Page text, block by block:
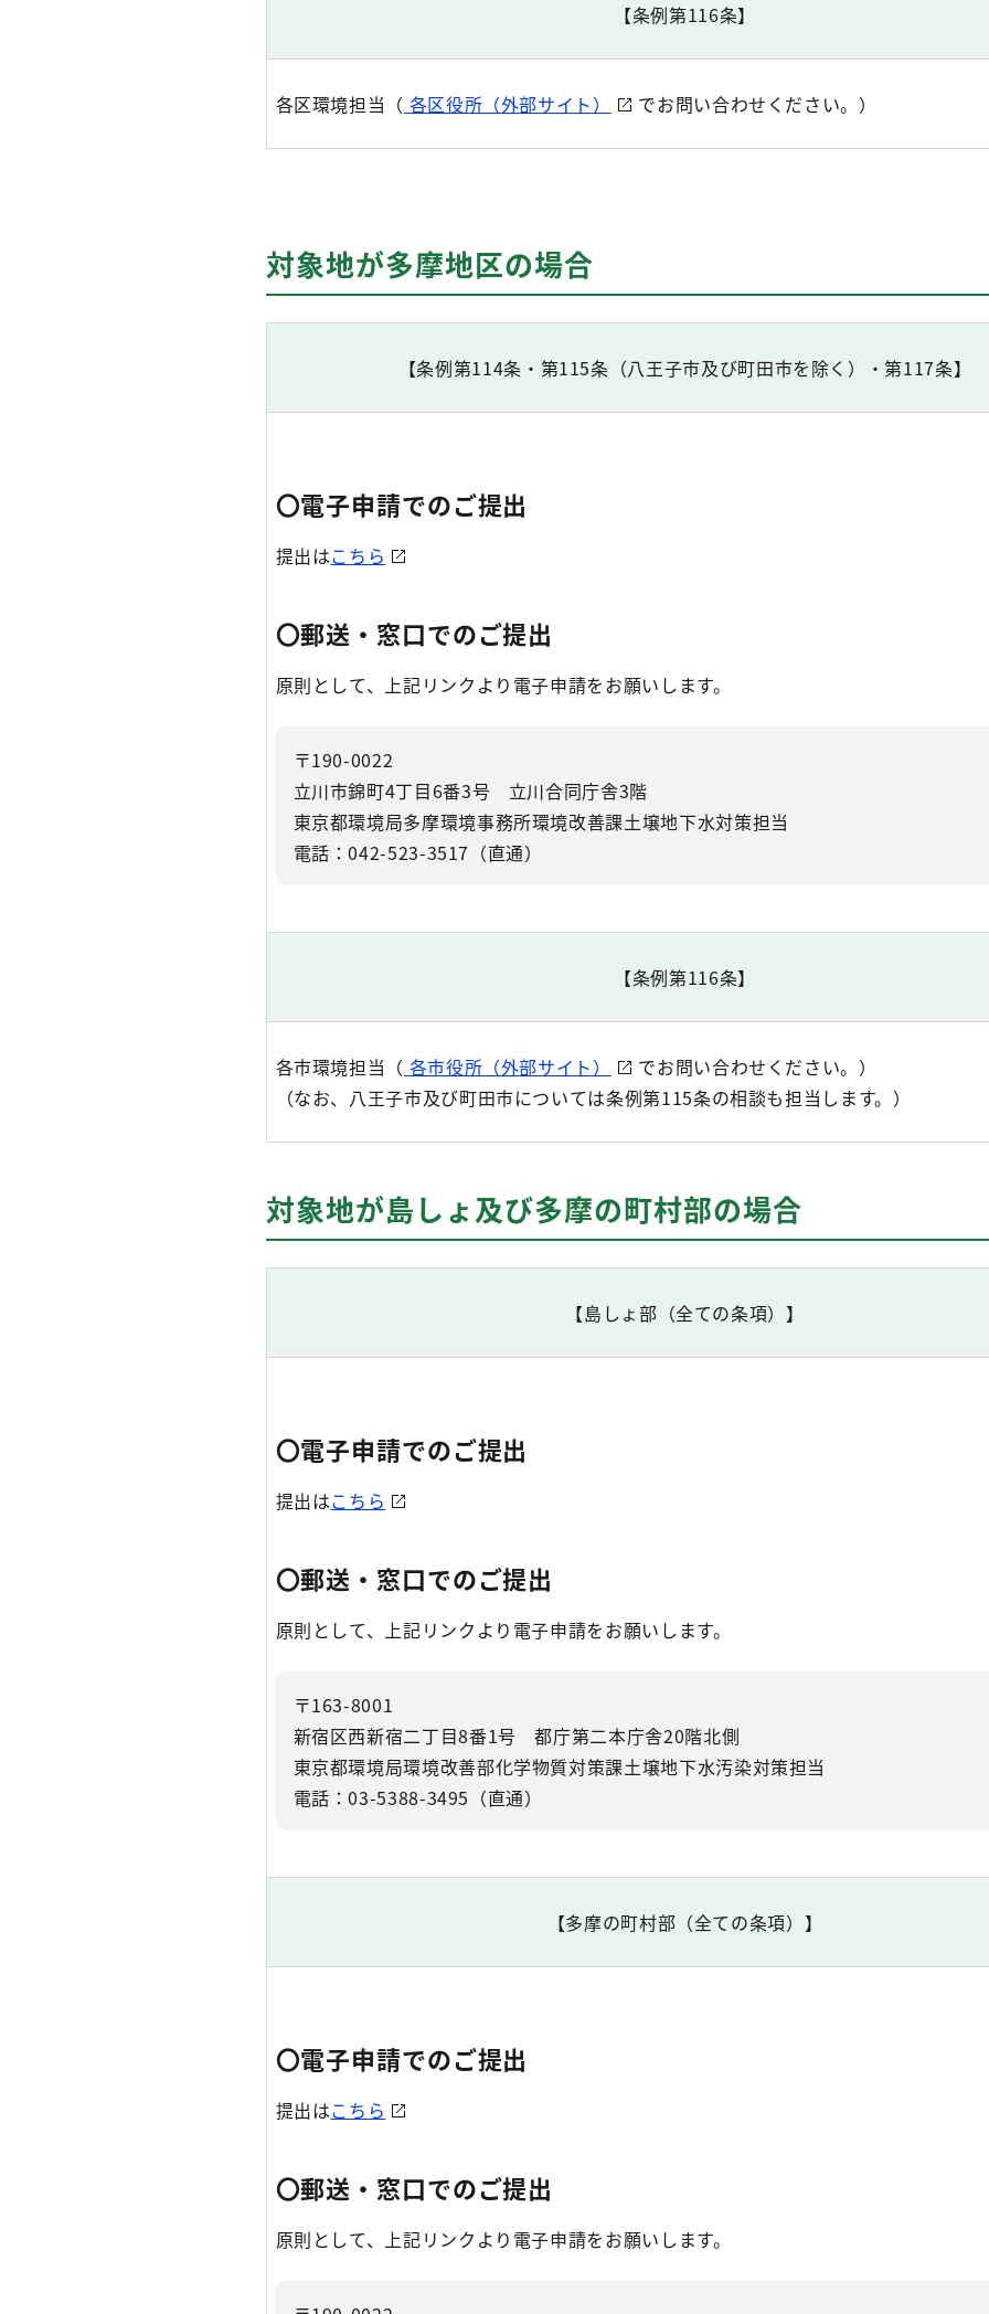
【条例第116条】
各区環境担当（ 各区役所（外部サイト） でお問い合わせください。）
対象地が多摩地区の場合
【条例第114条・第115条（八王子市及び町田市を除く）・第117条】
〇電子申請でのご提出
提出はこちら
〇郵送・窓口でのご提出
原則として、上記リンクより電子申請をお願いします。
〒190-0022
立川市錦町4丁目6番3号 立川合同庁舎3階
東京都環境局多摩環境事務所環境改善課土壌地下水対策担当
電話：042-523-3517（直通）
【条例第116条】
各市環境担当（ 各市役所（外部サイト）
でお問い合わせください。）
（なお、八王子市及び町田市については条例第115条の相談も担当します。）
対象地が島しょ及び多摩の町村部の場合
【島しょ部（全ての条項）】
〇電子申請でのご提出
提出はこちら
〇郵送・窓口でのご提出
原則として、上記リンクより電子申請をお願いします。
〒163-8001
新宿区西新宿二丁目8番1号 都庁第二本庁舎20階北側
東京都環境局環境改善部化学物質対策課土壌地下水汚染対策担当
電話：03-5388-3495（直通）
【多摩の町村部（全ての条項）】
〇電子申請でのご提出
提出はこちら
〇郵送・窓口でのご提出
原則として、上記リンクより電子申請をお願いします。